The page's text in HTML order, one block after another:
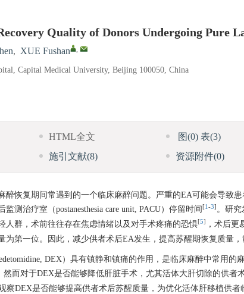
Quality of Donors Undergoing Pure
, XUE Fushan ,
Capital Medical University, Beijing 100050, China
HTML全文 图(0)表(3)
施引文献(8) 资源附件(0)
醉恢复期间常遇到的一个临床麻醉问题。严重的EA可能会导致
测治疗室（postanesthesia care unit, PACU）停留时间 [1-3] 。研
人群，术前往往存在焦虑情绪以及对手术疼痛的恐惧[5]
，术后
第一位。因此，减少供者术后EA发生，提高苏醒期恢复质量，
DEX）具有镇静和镇痛的作用，是临床麻醉中常用
然而对于DEX是否能够降低肝脏手术，尤其活体大肝切除的供者
DEX是否能够提高供者术后苏醒质量，为优化活体肝移植供者